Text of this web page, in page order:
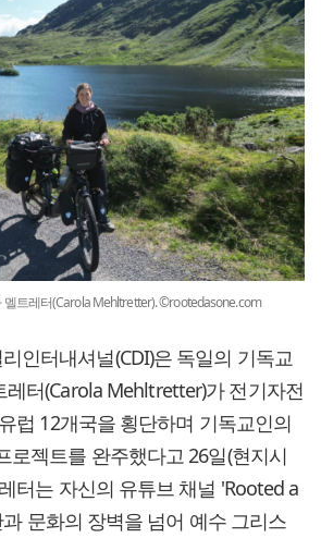
트레터(Carola Mehltretter). ©rootedasone.com
인터내셔널(CDI)은 독일의 기독교
레터(Carola Mehltretter)가 전기자전
럽 12개국을 횡단하며 기독교인의
로젝트를 완주했다고 26일(현지시
터는 자신의 유튜브 채널 'Rooted a
문화의 장벽을 넘어 예수 그리스